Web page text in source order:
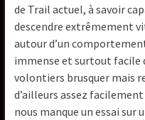
de Trail actuel, à savoir
descendre extrêmement
autour d’un
immense et surtout facile
volontiers brusquer mais
d’ailleurs assez facilement
nous manque un essai sur